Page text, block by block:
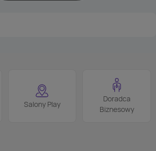
Salony Play
Doradca
Biznesowy